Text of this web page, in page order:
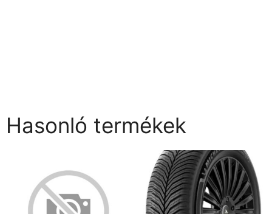
Hasonló termékek